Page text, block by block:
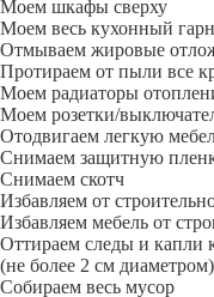
Моем шкафы сверху
Моем весь кухонный
Отмываем жировые
Протираем от пыли все
Моем радиаторы
Моем розетки/
Отодвигаем легкую
Снимаем защитную
Снимаем скотч
Избавляем от
Избавляем мебель от
Оттираем следы и капли
(не более 2 см диаметром)
Собираем весь мусор